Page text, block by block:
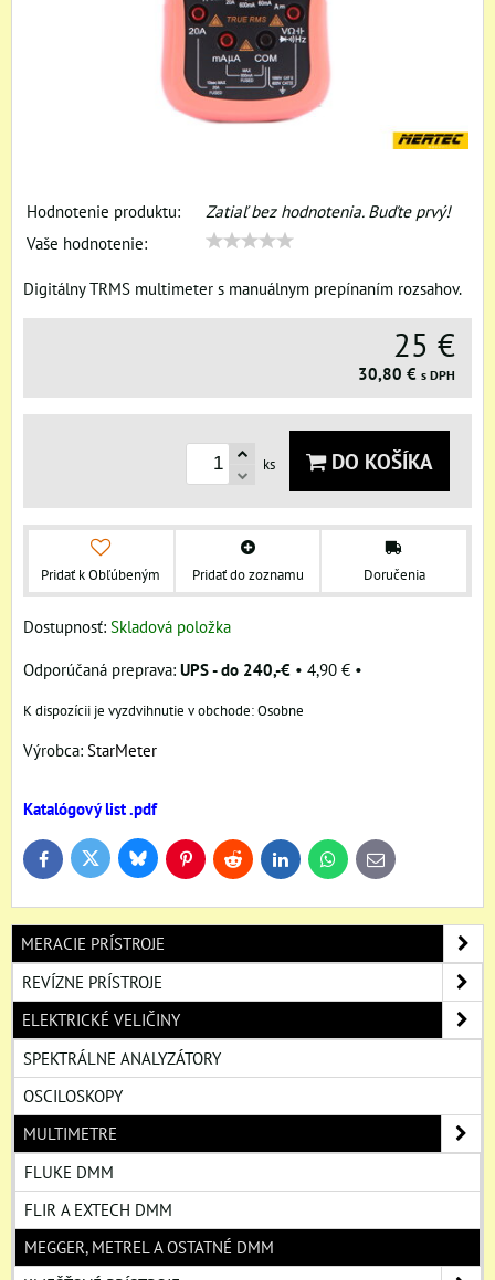
Hodnotenie produktu:
Zatiaľ bez hodnotenia. Buďte prvý!
Vaše hodnotenie:
Digitálny TRMS multimeter s manuálnym prepínaním rozsahov.
25 €
30,80 € s DPH
ks DO KOŠÍKA
Pridať k Obľúbeným Pridať do zoznamu Doručenia
Dostupnosť: Skladová položka
UPS - do 240,-€ • 4,90 € •
Osobne
Výrobca: StarMeter
Katalógový list .pdf
FacebookTwitter BlueskyPinterestReddit LinkedInWhatsApp
E-
mail
MERACIE PRÍSTROJE
REVÍZNE PRÍSTROJE
ELEKTRICKÉ VELIČINY
SPEKTRÁLNE ANALYZÁTORY
OSCILOSKOPY
MULTIMETRE
FLUKE DMM
FLIR A EXTECH DMM
MEGGER, METREL A OSTATNÉ DMM